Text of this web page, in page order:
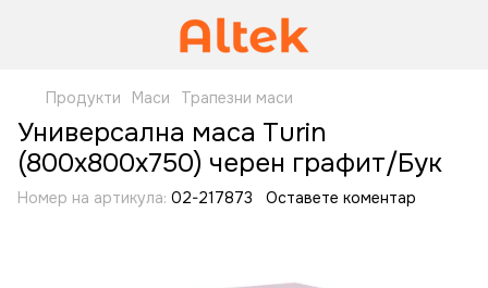
Продукти Маси Трапезни маси
Универсална маса Turin
(800х800х750) черен графит/Бук
Номер на артикула: 02-217873 Оставете коментар